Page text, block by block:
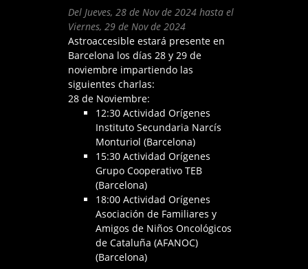
Del Jueves, 28 de Nov de 2024 hasta el
Viernes, 29 de Nov de 2024
Astroaccesible estará presente en
Barcelona los días 28 y 29 de
noviembre impartiendo las
siguientes charlas:
28 de Noviembre:
12:30 Actividad Orígenes
Instituto Secundaria Narcís
Monturiol (Barcelona)
15:30 Actividad Orígenes
Grupo Cooperativo TEB
(Barcelona)
18:00 Actividad Orígenes
Asociación de Familiares y
Amigos de Niños Oncológicos
de Cataluña (AFANOC)
(Barcelona)